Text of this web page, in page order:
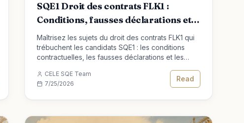
SQE1 Droit des contrats FLK1 :
Conditions, fausses déclarations et
contraintes
Maîtrisez les sujets du droit des contrats FLK1 qui
trébuchent les candidats SQE1 : les conditions
contractuelles, les fausses déclarations et les
tester.
CELE SQE Team
7/25/2026
Read